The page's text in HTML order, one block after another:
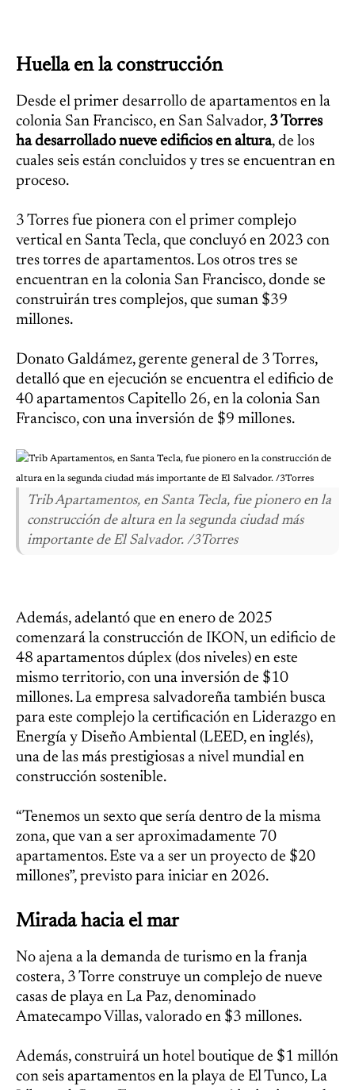
Huella en la construcción
Desde el primer desarrollo de apartamentos en la
colonia San Francisco, en San Salvador, 3 Torres
ha desarrollado nueve edificios en altura, de los
cuales seis están concluidos y tres se encuentran en
proceso.
3 Torres fue pionera con el primer complejo
vertical en Santa Tecla, que concluyó en 2023 con
tres torres de apartamentos. Los otros tres se
encuentran en la colonia San Francisco, donde se
construirán tres complejos, que suman $39
millones.
Donato Galdámez, gerente general de 3 Torres,
detalló que en ejecución se encuentra el edificio de
40 apartamentos Capitello 26, en la colonia San
Francisco, con una inversión de $9 millones.
Trib Apartamentos, en Santa Tecla, fue pionero en la
construcción de altura en la segunda ciudad más
importante de El Salvador. /3Torres
Además, adelantó que en enero de 2025
comenzará la construcción de IKON, un edificio de
48 apartamentos dúplex (dos niveles) en este
mismo territorio, con una inversión de $10
millones. La empresa salvadoreña también busca
para este complejo la certificación en Liderazgo en
Energía y Diseño Ambiental (LEED, en inglés),
una de las más prestigiosas a nivel mundial en
construcción sostenible.
“Tenemos un sexto que sería dentro de la misma
zona, que van a ser aproximadamente 70
apartamentos. Este va a ser un proyecto de $20
millones”, previsto para iniciar en 2026.
Mirada hacia el mar
No ajena a la demanda de turismo en la franja
costera, 3 Torre construye un complejo de nueve
casas de playa en La Paz, denominado
Amatecampo Villas, valorado en $3 millones.
Además, construirá un hotel boutique de $1 millón
con seis apartamentos en la playa de El Tunco, La